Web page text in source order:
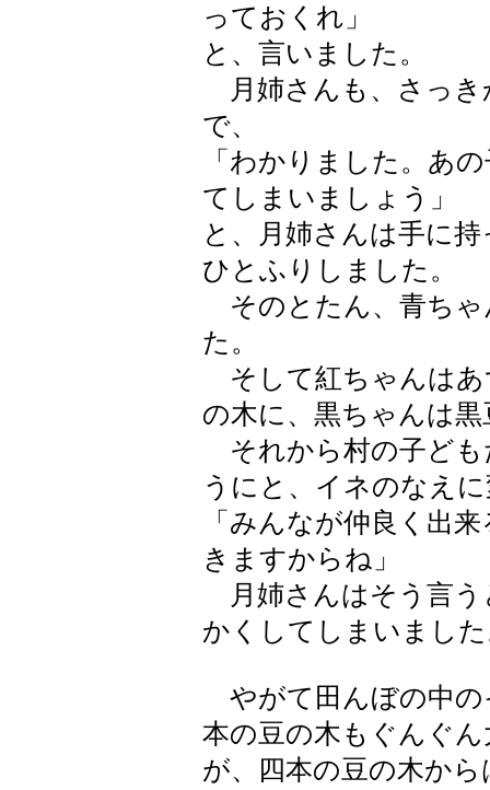
っておくれ」
と、言いました。
月姉さんも、さっき
で、
「わかりました。あ
てしまいましょう」
と、月姉さんは手に
ひとふりしました。
そのとたん、青ちゃ
た。
そして紅ちゃんはあ
の木に、黒ちゃんは
それから村の子ども
うにと、イネのなえ
「みんなが仲良く出
きますからね」
月姉さんはそう言う
かくしてしまいまし
やがて田んぼの中の
本の豆の木もぐんぐ
が、四本の豆の木か